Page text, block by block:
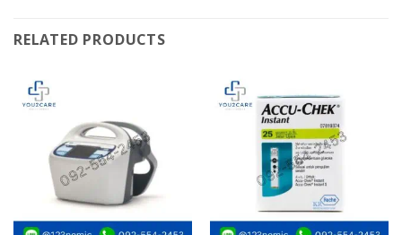
RELATED PRODUCTS